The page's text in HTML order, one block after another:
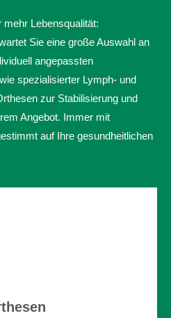
Lebensqualität:
Sie eine große Auswahl an
angepassten
spezialisierter Lymph- und
zur Stabilisierung und
Angebot. Immer mit
auf Ihre gesundheitlichen